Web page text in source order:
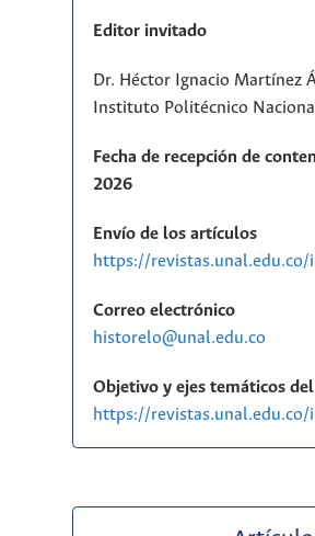
Editor invitado
Dr. Héctor Ignacio Martínez
Instituto Politécnico
Fecha de recepción de
2026
Envío de los artículos
https://
Correo electrónico
historelo@unal.edu.co
Objetivo y ejes temáticos
https://